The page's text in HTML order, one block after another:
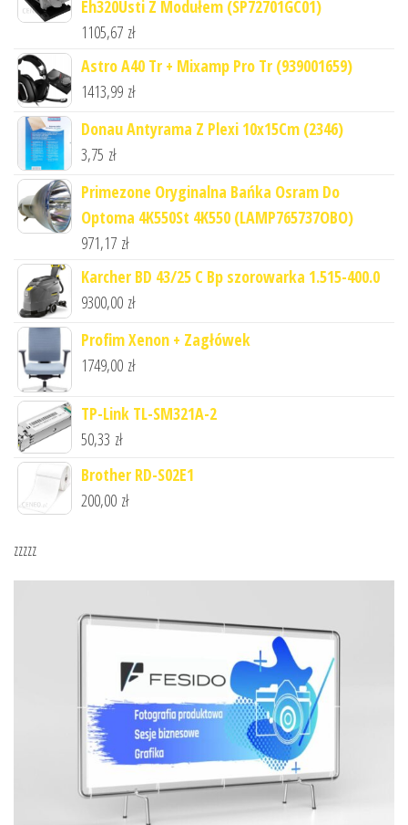
Eh320Usti Z Modułem (SP72701GC01)
1105,67 zł
Astro A40 Tr + Mixamp Pro Tr (939001659)
1413,99 zł
Donau Antyrama Z Plexi 10x15Cm (2346)
3,75 zł
Primezone Oryginalna Bańka Osram Do
Optoma 4K550St 4K550 (LAMP765737OBO)
971,17 zł
Karcher BD 43/25 C Bp szorowarka 1.515-400.0
9300,00 zł
Profim Xenon + Zagłówek
1749,00 zł
TP-Link TL-SM321A-2
50,33 zł
Brother RD-S02E1
200,00 zł
zzzzz